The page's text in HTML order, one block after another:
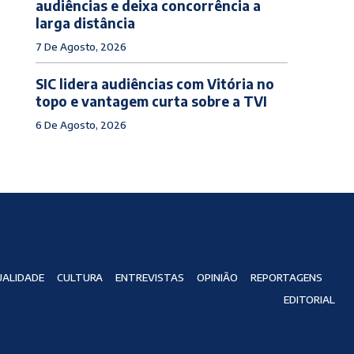
audiências e deixa concorrência a
larga distância
7 De Agosto, 2026
SIC lidera audiências com Vitória no
topo e vantagem curta sobre a TVI
6 De Agosto, 2026
CULTURA ENTREVISTAS OPINIÃO
REPORTAGENS
EDITORIAL